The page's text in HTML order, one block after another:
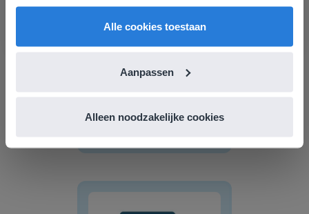
Alle cookies toestaan
Aanpassen
Alleen noodzakelijke cookies
Letterbingo
English
Nederland